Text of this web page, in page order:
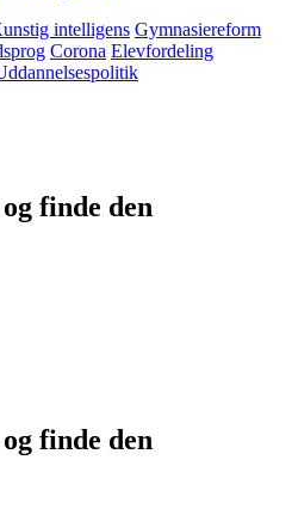
intelligens Gymnasiereform
Corona Elevfordeling
finde den
finde den